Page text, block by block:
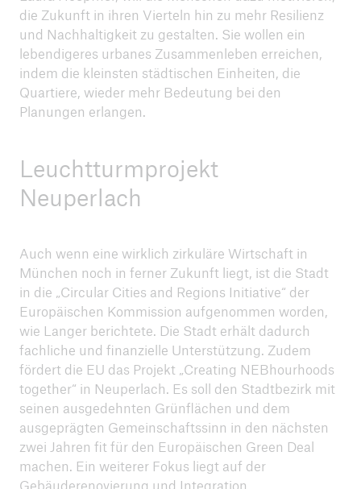
die Zukunft in ihren Vierteln hin zu mehr Resilienz
und Nachhaltigkeit zu gestalten. Sie wollen ein
lebendigeres urbanes Zusammenleben erreichen,
indem die kleinsten städtischen Einheiten, die
Quartiere, wieder mehr Bedeutung bei den
Planungen erlangen.
Leuchtturmprojekt
Neuperlach
Auch wenn eine wirklich zirkuläre Wirtschaft in
München noch in ferner Zukunft liegt, ist die Stadt
in die „Circular Cities and Regions Initiative“ der
Europäischen Kommission aufgenommen worden,
wie Langer berichtete. Die Stadt erhält dadurch
fachliche und finanzielle Unterstützung. Zudem
fördert die EU das Projekt „Creating NEBhourhoods
together“ in Neuperlach. Es soll den Stadtbezirk mit
seinen ausgedehnten Grünflächen und dem
ausgeprägten Gemeinschaftssinn in den nächsten
zwei Jahren fit für den Europäischen Green Deal
machen. Ein weiterer Fokus liegt auf der
Gebäuderenovierung und Integration.
Aber wie?"
Juni 2022: "Kommunal klimaneutral - Städte als
Vorreiter im Klimaschutz"
November 2022: München auf dem Weg zur
Circular City